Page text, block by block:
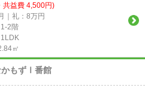
共益費 4,500円)
｜礼：8万円
2階
㎡
かもずⅠ番館